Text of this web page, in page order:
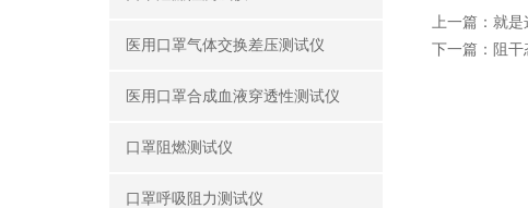
医用口罩气体交换差压测试仪
医用口罩合成血液穿透性测试仪
口罩阻燃测试仪
口罩呼吸阻力测试仪
上一篇： 就是
下一篇： 阻